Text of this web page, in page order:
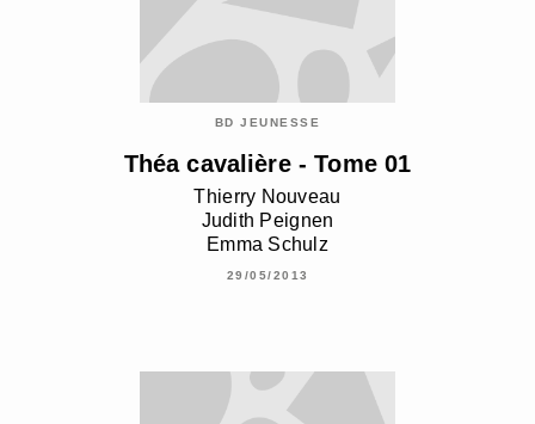
BD JEUNESSE
Théa cavalière - Tome 01
Thierry Nouveau
Judith Peignen
Emma Schulz
29/05/2013